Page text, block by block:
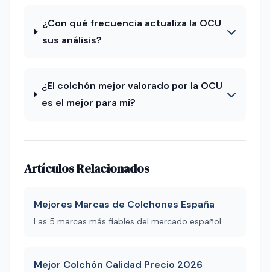
¿Con qué frecuencia actualiza la OCU
sus análisis?
¿El colchón mejor valorado por la OCU
es el mejor para mí?
Artículos Relacionados
Mejores Marcas de Colchones España
Las 5 marcas más fiables del mercado español.
Mejor Colchón Calidad Precio 2026